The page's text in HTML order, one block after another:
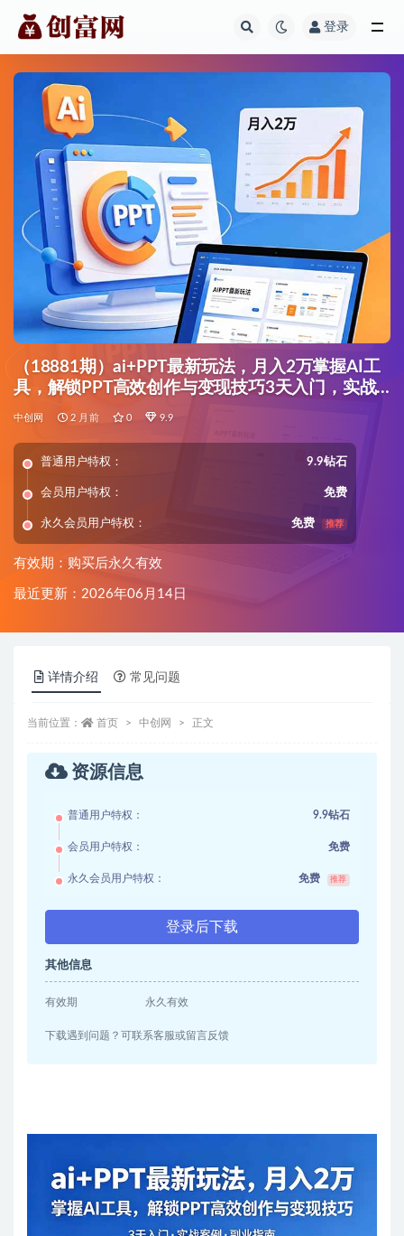
登录
（18881期）ai+PPT最新玩法，月入2万掌握AI工
具，解锁PPT高效创作与变现技巧3天入门，实战
案例·副业指南
中创网 2 月前 0 9.9
普通用户特权： 9.9钻石
会员用户特权： 免费
永久会员用户特权： 免费 推荐
有效期：购买后永久有效
最近更新：2026年06月14日
详情介绍 常见问题
当前位置： 首页 中创网 正文
资源信息
普通用户特权： 9.9钻石
会员用户特权： 免费
永久会员用户特权： 免费 推荐
登录后下载
其他信息
有效期 永久有效
下载遇到问题？可联系客服或留言反馈